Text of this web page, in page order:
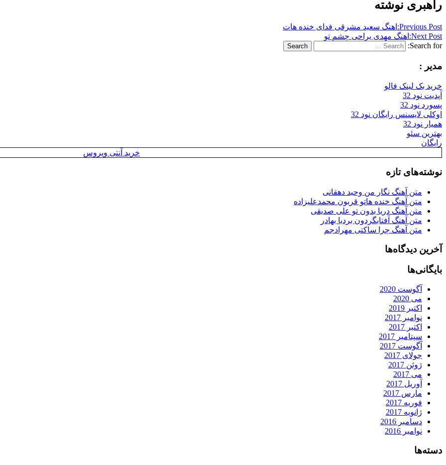
راهبری نوشته
Previous Post: اهنگ سعید مشرقی فدای خنده هات
Next Post: اهنگ مهدی یراحی چشم تو
Search for:
Search
مدیر :
خرید بک لینک فالو
آپدیت نود 32
پسورد نود 32
اوکلی لایسنس رایگان نود 32
همیار نود 32
بهترین سئو
رایگان
خرید آنتی ویروس
نوشته‌های تازه
متن آهنگ نگار من وحید دهقانی
متن آهنگ خنده هاتو قربون محمدعلیزاده
متن آهنگ دریا بدون تو علی صدیقی
متن آهنگ آفتابگردون بردیا بهادر
متن آهنگ چرا ساکتی مهرادجم
آخرین دیدگاه‌ها
بایگانی‌ها
آگوست 2020
می 2020
اکتبر 2019
نوامبر 2017
اکتبر 2017
سپتامبر 2017
آگوست 2017
جولای 2017
ژوئن 2017
می 2017
آوریل 2017
مارس 2017
فوریه 2017
ژانویه 2017
دسامبر 2016
نوامبر 2016
دسته‌ها